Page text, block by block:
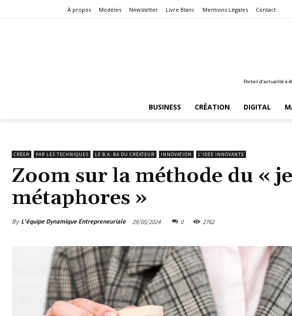
À propos Modèles Newsletter Livre Blanc Mentions Légales Contact
Portail d'actualité à
BUSINESS CRÉATION DIGITAL
CRÉER PAR LES TECHNIQUES LE B.A. BA DU CRÉATEUR INNOVATION L'IDÉE INNOVANTE
Zoom sur la méthode du «
métaphores »
By L'équipe Dynamique Entrepreneuriale 29/05/2024 0 2762